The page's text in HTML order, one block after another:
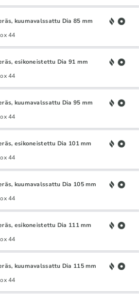
kuumavalssattu Dia 85 mm
44
esikoneistettu Dia 91 mm
44
kuumavalssattu Dia 95 mm
44
esikoneistettu Dia 101 mm
44
kuumavalssattu Dia 105 mm
44
esikoneistettu Dia 111 mm
44
kuumavalssattu Dia 115 mm
44